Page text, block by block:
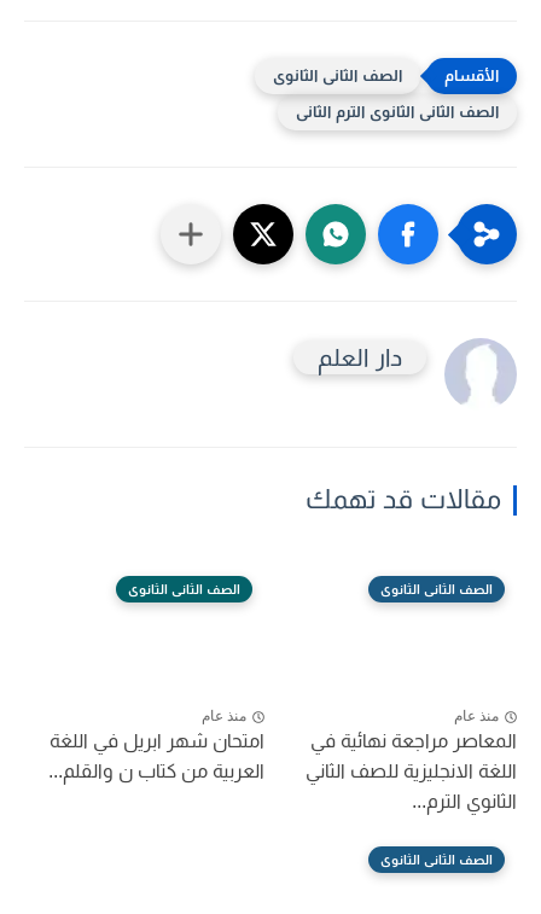
الصف الثانى الثانوى
الصف الثانى الثانوى الترم الثانى
دار العلم
مقالات قد تهمك
الصف الثانى الثانوى
منذ عام
المعاصر مراجعة نهائية في
اللغة الانجليزية للصف الثاني
الثانوي الترم...
الصف الثانى الثانوى
منذ عام
امتحان شهر ابريل في اللغة
العربية من كتاب ن والقلم...
الصف الثانى الثانوى